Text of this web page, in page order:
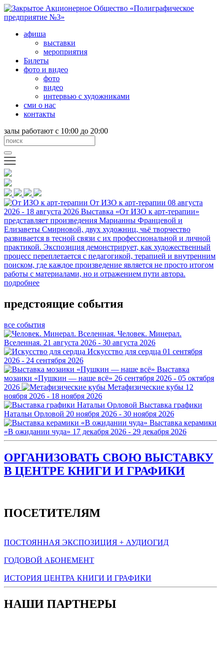
афиша
выставки
мероприятия
Билеты
фото и видео
фото
видео
интервью с художниками
сми о нас
контакты
залы работают с 10:00 до 20:00
От ИЗО к арт-терапии 08 августа
2026 - 18 августа 2026 Выставка «От ИЗО к арт-терапии»
представляет произведения Марианны Францевой и
Елизаветы Смирновой, двух художниц, чьё творчество
развивается в тесной связи с их профессиональной и личной
практикой. Экспозиция демонстрирует, как художественный
процесс переплетается с педагогикой, терапией и внутренним
поиском, где каждое произведение является не просто итогом
работы с материалами, но и отражением пути автора.
подробнее
предстоящие события
все события
Человек. Минерал.
Вселенная. 21 августа 2026 - 30 августа 2026
Искусство для сердца 01 сентября
2026 - 24 сентября 2026
Выставка
мозаики «Пушкин — наше всё» 26 сентября 2026 - 05 октября
2026
Метафизические кубы 12
ноября 2026 - 18 ноября 2026
Выставка графики
Натальи Орловой 20 ноября 2026 - 30 ноября 2026
Выставка керамики
«В ожидании чуда» 17 декабря 2026 - 29 декабря 2026
ОРГАНИЗОВАТЬ СВОЮ ВЫСТАВКУ
В ЦЕНТРЕ КНИГИ И ГРАФИКИ
ПОСЕТИТЕЛЯМ
ПОСТОЯННАЯ ЭКСПОЗИЦИЯ + АУДИОГИД
ГОДОВОЙ АБОНЕМЕНТ
ИСТОРИЯ ЦЕНТРА КНИГИ И ГРАФИКИ
НАШИ ПАРТНЕРЫ